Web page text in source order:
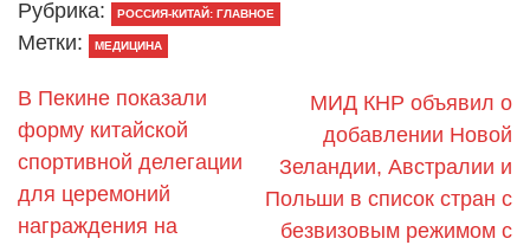
Рубрика: РОССИЯ-КИТАЙ: ГЛАВНОЕ
Метки: МЕДИЦИНА
В Пекине показали
форму китайской
спортивной делегации
для церемоний
награждения на
МИД КНР объявил о
добавлении Новой
Зеландии, Австралии и
Польши в список стран с
безвизовым режимом с